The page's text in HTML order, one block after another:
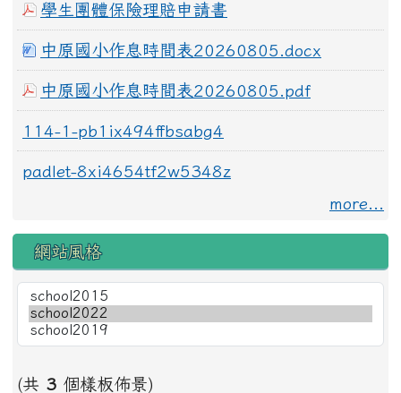
學生團體保險理賠申請書
中原國小作息時間表20260805.docx
中原國小作息時間表20260805.pdf
114-1-pb1ix494ffbsabg4
padlet-8xi4654tf2w5348z
more...
網站風格
(共 3 個樣板佈景)